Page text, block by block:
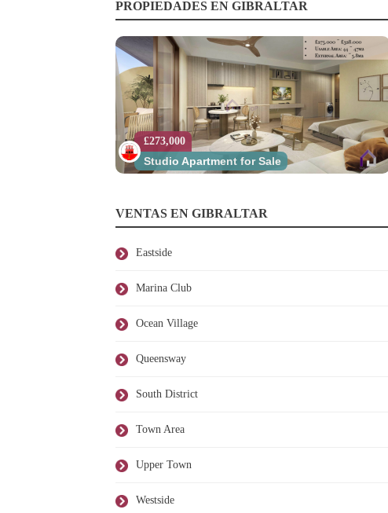
PROPIEDADES EN GIBRALTAR
£273,000
Studio Apartment for Sale
VENTAS EN GIBRALTAR
Eastside
Marina Club
Ocean Village
Queensway
South District
Town Area
Upper Town
Westside